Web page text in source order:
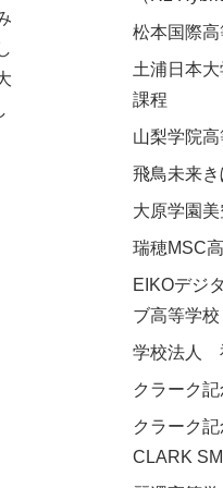
松本国際
土浦日本
課程
山梨学院
飛鳥未来
大原学園
瑞穂MSC
EIKOデジ
ブ高等学校
学校法人
クラーク
クラーク
CLARK